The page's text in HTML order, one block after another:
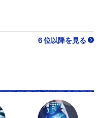
６位以降を見る